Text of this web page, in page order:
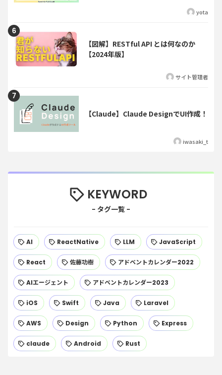
yota
【図解】RESTful API とは何なのか
【2024年版】
サイト管理者
【Claude】Claude DesignでUI作成！
iwasaki_t
KEYWORD
AI ReactNative LLM JavaScript
React 佐藤功樹 アドベントカレンダー2022
AIエージェント アドベントカレンダー2023
iOS Swift Java Laravel
AWS Design Python Express
claude Android Rust